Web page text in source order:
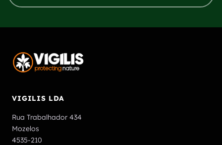
VIGILIS LDA
Rua Trabalhador 434
Mozelos
4535-210